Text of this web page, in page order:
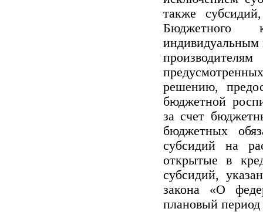
также
Бюджетного
индивидуальным
решению,
бюджетной
за счет
бюджетных
субсидий на
открытые в
субсидий,
закона «О
плановый